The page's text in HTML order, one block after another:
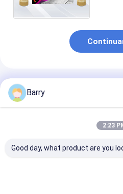
Productos Recomendados
Barry
2:23
Good day, what product are you